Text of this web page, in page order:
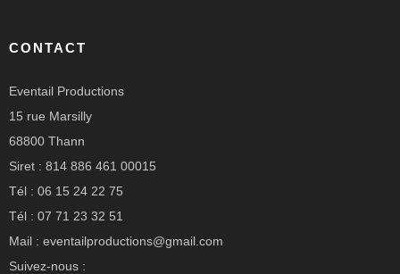
CONTACT
Eventail Productions
15 rue Marsilly
68800 Thann
Siret : 814 886 461 00015
Tél : 06 15 24 22 75
Tél : 07 71 23 32 51
Mail : eventailproductions@gmail.com
Suivez-nous :